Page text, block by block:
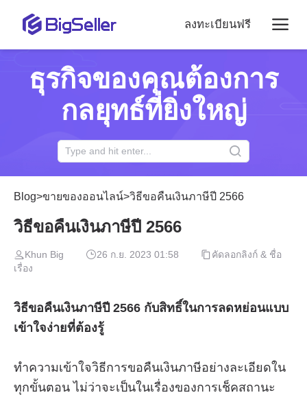
ลงทะเบียนฟรี
ธุรกิจของคุณต้องการ
กลยุทธ์ที่ยิ่งใหญ่
Blog>ขายของออนไลน์>วิธีขอคืนเงินภาษีปี 2566
วิธีขอคืนเงินภาษีปี 2566
Khun Big 26 ก.ย. 2023 01:58
คัดลอกลิงก์ & ชื่อ
เรื่อง